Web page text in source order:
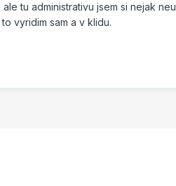
tu administrativu jsem si nejak
vyridim sam a v klidu.